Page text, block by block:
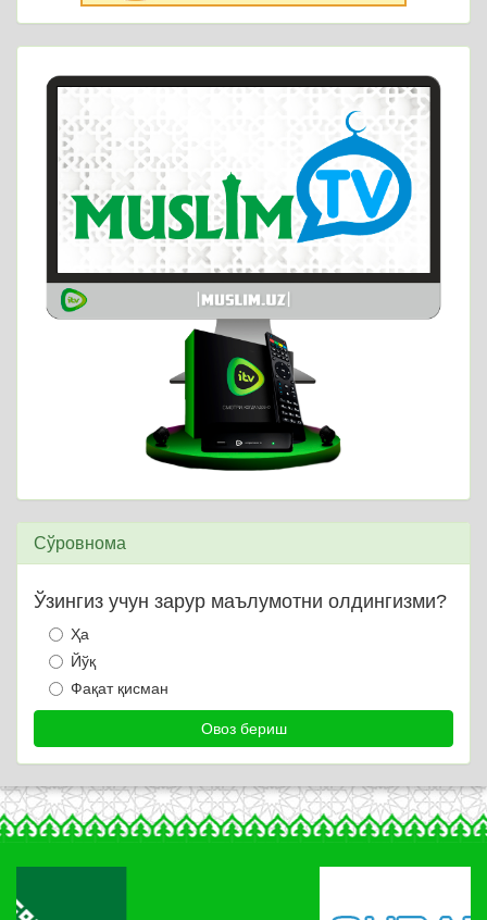
Сўровнома
Ўзингиз учун зарур маълумотни олдингизми?
Ҳа
Йўқ
Фақат қисман